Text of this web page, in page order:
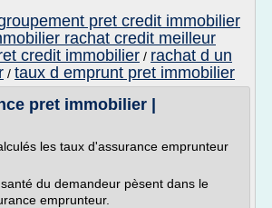
pret credit immobilier
rachat credit meilleur
credit immobilier / rachat d un
/ taux d emprunt pret immobilier
pret immobilier |
les taux d'assurance emprunteur
du demandeur pèsent dans le
emprunteur.